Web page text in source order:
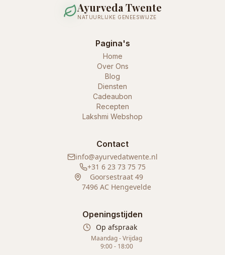
Ayurveda Twente
NATUURLIJKE GENEESWIJZE
Pagina's
Home
Over Ons
Blog
Diensten
Cadeaubon
Recepten
Lakshmi Webshop
Contact
info@ayurvedatwente.nl
+31 6 23 73 75 75
Goorsestraat 49
7496 AC Hengevelde
Openingstijden
Op afspraak
Maandag - Vrijdag
9:00 - 18:00